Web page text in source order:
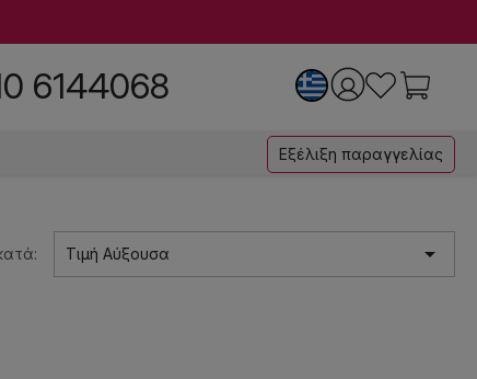
6144068
Εξέλιξη παραγγελίας
Τιμή Αύξουσα 